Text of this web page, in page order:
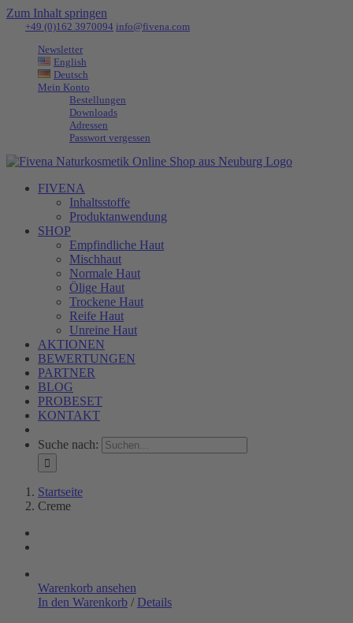
Zum Inhalt springen
+49 (0)162 3970094 info@fivena.com
Newsletter
English
Deutsch
Mein Konto
Bestellungen
Downloads
Adressen
Passwort vergessen
FIVENA
Inhaltsstoffe
Produktanwendung
SHOP
Empfindliche Haut
Mischhaut
Normale Haut
Ölige Haut
Trockene Haut
Reife Haut
Unreine Haut
AKTIONEN
BEWERTUNGEN
PARTNER
BLOG
PROBESET
KONTAKT
Suche nach:
Startseite
Creme
Warenkorb ansehen
In den Warenkorb / Details